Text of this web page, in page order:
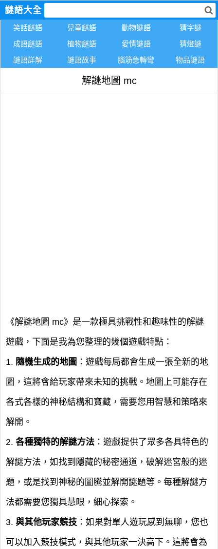
謎語大全
笑話謎語 兒童謎語 動物謎語
猜字謎
成語謎語
植物謎語 愛情謎語
猜燈謎
謎語詳解
謎語故事 腦筋急轉彎 物品謎語
解謎地圖 mc
《解謎地圖 mc》是一款極具挑戰性和趣味性的解謎
遊戲，下面是我為您整理的幾個遊戲特點：
1. 隨機生成的地圖 ：遊戲每局都會生成一張全新的地
圖，這將會給玩家帶來未知的挑戰。地圖上可能存在
各式各樣的神秘結構和寶藏，需要您用智慧和策略來
解開。
2. 各種獨特的解謎方法 ：遊戲提供了眾多各具特色的
解謎方法，如找到隱藏的秘密通道，破解迷宮般的迷
題，或是找到神秘的圖騰並解開謎題等。每種解謎方
法都需要您獨具慧眼，細心探索。
3. 與其他玩家競技 ：如果對單人遊玩感到無聊，您也
可以加入競技模式，與其他玩家一決高下。這將會為